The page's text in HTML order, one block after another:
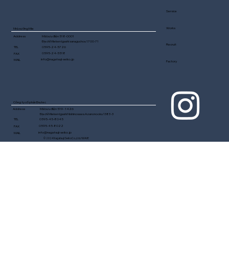
© 2024 Nagatsuji SeikoCo.,Ltd./WAVE
​Service
Works
Recruit
Factory
Nhà xưởng Mie
Address
Mã bưu điện 518-0001
Địa chỉ Mieken Igashi sanaguchou 1700-71
TEL
0595-24-5726
FAX
0595-24-5518
MAIL
info@nagatsuji-seiko.jp
Công ty cổ phần Enutec
Address
Mã bưu điện 519 - 1426
Địa chỉ Mieken Igashi Nishinosawa Azanonooku 1383 -3
TEL
0595-45-8045
FAX
0595-45-8022
MAIL
info@nagatsuji-seiko.jp